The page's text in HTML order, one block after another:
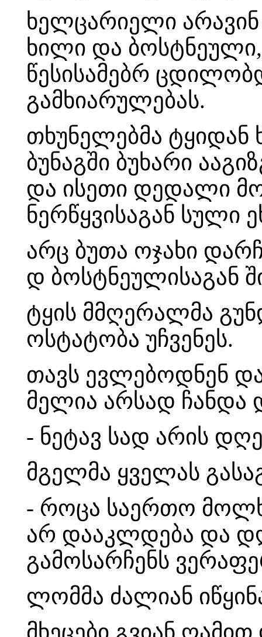
ხელცარიელი
ხილი და
წესისამებრ
გამხიარულებას.
თხუნელებმა ტყიდან
ბუნაგში ბუხარი
და ისეთი დედალი
ნერწყვისაგან სული
არც ბუთა ოჯახი
დ ბოსტნეულისაგან
ტყის მმღერალმა
ოსტატობა უჩვენეს.
თავს ევლებოდნენ
მელია არსად
- ნეტავ სად არის
მგელმა ყველას
- როცა საერთო
არ დააკლდება და
გამოსარჩენს
ლომმა ძალიან